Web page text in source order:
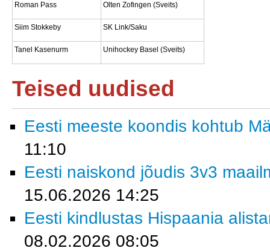
Roman Pass Olten Zofingen (Sveits)
Siim Stokkeby SK Link/Saku
Tanel Kasenurm Unihockey Basel (Sveits)
Teised uudised
Eesti meeste koondis kohtub
11:10
Eesti naiskond jõudis 3v3
15.06.2026 14:25
Eesti kindlustas Hispaania
08.02.2026 08:05